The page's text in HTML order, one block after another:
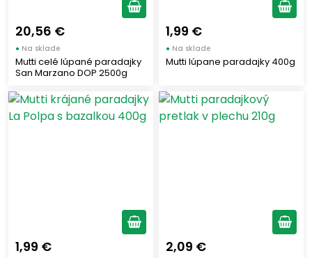
20,56 €
● Na sklade
Mutti celé lúpané paradajky
San Marzano DOP 2500g
1,99 €
● Na sklade
Mutti lúpane paradajky 400g
1,99 € 2,09 €